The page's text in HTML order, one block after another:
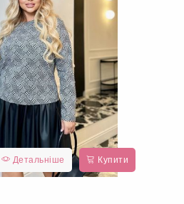
Детальніше Купити